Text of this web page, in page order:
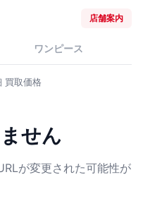
店舗案内
ワンピース
買取価格
せん
が変更された可能性が